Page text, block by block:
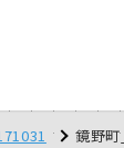
鏡野